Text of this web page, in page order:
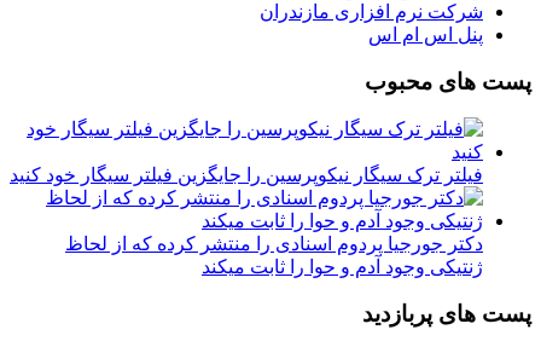
شرکت نرم افزاری مازندران
پنل اس ام اس
پست های محبوب
فیلتر ترک سیگار نیکوپرسین را جایگزین فیلتر سیگار خود کنید
دکتر جورجیا پردوم اسنادی را منتشر کرده که از لحاظ
ژنتیکی وجود آدم و حوا را ثابت میکند
پست های پربازدید